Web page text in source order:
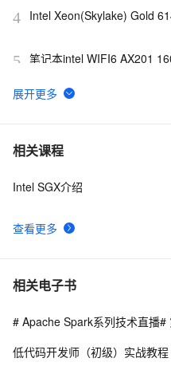
4 Intel Xeon(Skylake) Gold
5 笔记本intel WIFI6 AX201
6 Apache Spark + Intel
7 mac os x86 下 intel 无限驱动
8 一网成擒全端涵盖，在不同
配置Python3.10开发环境
9 假如Intel不理会，欧盟会怎样
10
家计划晚了两年
相关课程
查看更多
Intel SGX介绍
相关电子书
低代码开发师（初级）实战教程